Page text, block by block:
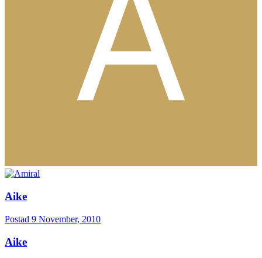
Aike
Postad 9 November, 2010
Aike